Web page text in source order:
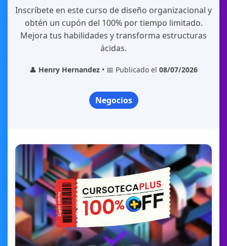
Inscríbete en este curso de diseño organizacional y
obtén un cupón del 100% por tiempo limitado.
Mejora tus habilidades y transforma estructuras
ácidas.
👤 Henry Hernandez • 📅 Publicado el 08/07/2026
Negocios